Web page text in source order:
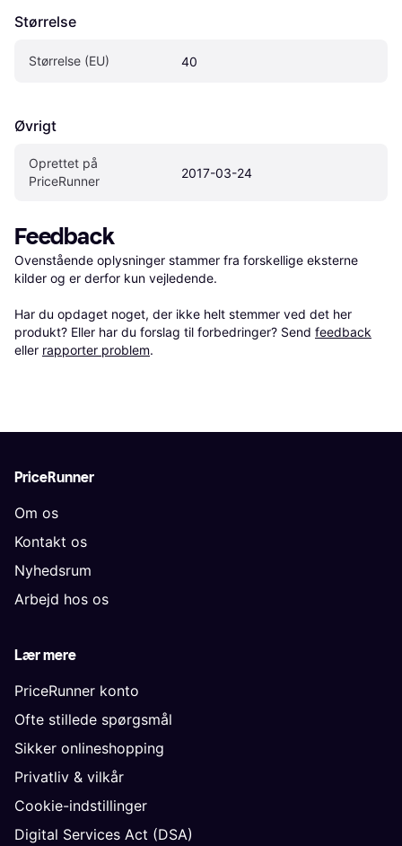
Størrelse
Størrelse (EU) 40
Øvrigt
Oprettet på
PriceRunner
2017-03-24
Feedback
Ovenstående oplysninger stammer fra forskellige eksterne
kilder og er derfor kun vejledende.
Har du opdaget noget, der ikke helt stemmer ved det her
produkt? Eller har du forslag til forbedringer? Send feedback
eller rapporter problem.
PriceRunner
Om os
Kontakt os
Nyhedsrum
Arbejd hos os
Lær mere
PriceRunner konto
Ofte stillede spørgsmål
Sikker onlineshopping
Privatliv & vilkår
Cookie-indstillinger
Digital Services Act (DSA)